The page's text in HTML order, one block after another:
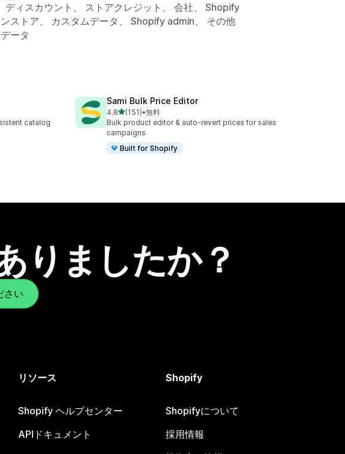
ディスカウント、 ストアクレジット、 会社、 Shopify
ストア、 カスタムデータ、 Shopify admin、 その他
ータ
catalog
Sami Bulk Price Editor
4.85つ星中
(151)
合計レビュー数：151件
•無料
Bulk product editor & auto-revert prices for sales
campaigns
Built for Shopify
りましたか？
さい
リソース
Shopify ヘルプセンター
APIドキュメント
Shopify
Shopifyについて
採用情報